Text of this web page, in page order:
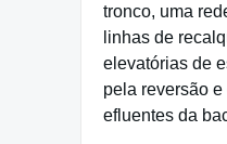
tronco, uma
linhas de
elevatórias de
pela reversão
efluentes da